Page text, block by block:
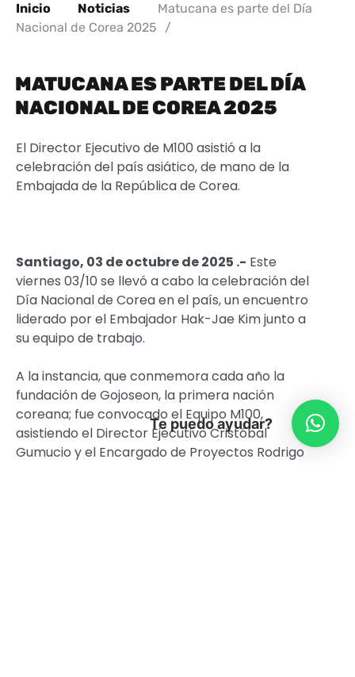
Inicio Noticias
Matucana es parte del Día
Nacional de Corea 2025
/
MATUCANA ES PARTE DEL DÍA
NACIONAL DE COREA 2025
El Director Ejecutivo de M100 asistió a la
celebración del país asiático, de mano de la
Embajada de la República de Corea.
Santiago, 03 de octubre de 2025 .- Este
viernes 03/10 se llevó a cabo la celebración del
Día Nacional de Corea en el país, un encuentro
liderado por el Embajador Hak-Jae Kim junto a
su equipo de trabajo.
A la instancia, que conmemora cada año la
fundación de Gojoseon, la primera nación
coreana; fue convocado el Equipo M100,
asistiendo el Director Ejecutivo Cristóbal
Gumucio y el Encargado de Proyectos Rodrigo
Te puedo ayudar?